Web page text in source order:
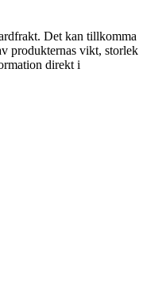
Det kan tillkomma
produkternas vikt, storlek
direkt i